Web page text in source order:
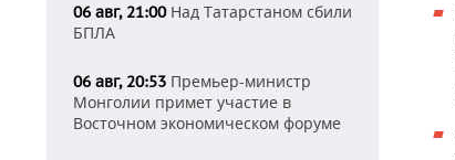
06 авг, 21:00Над Татарстаном сбили
БПЛА
06 авг, 20:53 Премьер-министр
Монголии примет участие в
Восточном экономическом форуме